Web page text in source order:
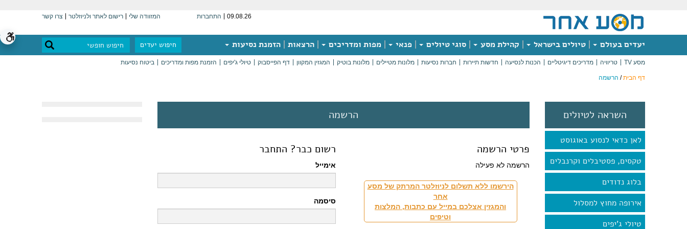
09.08.26 התחברות המזוודה שלי רישום לאתר ולניוזלטר צרו קשר
יעדים בעולם טיולים בישראל קהילת מסע סוגי טיולים פנאי מפות ומדריכים הרצאות הזמנת נסיעות חיפוש יעדים
מסע TV טריוויה מדריכים דיגיטליים הכנות לנסיעה חדשות תיירות חברות נסיעות מלונות מטיילים מלונות בוטיק המגזין המקוון דף הפייסבוק טיולי ג'יפים הזמנת מפות ומדריכים ביטוח נסיעות
דף הבית/ הרשמה
השראה לטיולים
לאן כדאי לנסוע באוגוסט
טקסים, פסטיבלים וקרנבלים
בלוג נדודים
אירופה מחוץ למסלול
טיולי ג'יפים
הרשמה
פרטי הרשמה
הרשמה לא פעילה
הירשמו ללא תשלום לניוזלטר המרתק של מסע
אחר
והמגזין אצלכם במייל עם כתבות, המלצות
וטיפים
רשום כבר? התחבר
אימייל
סיסמה